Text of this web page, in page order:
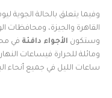
وفيما يتعلق بالحالة الجوية
القاهرة والجيزة، ومحافظات
وستكون الأجواء دافئة في
ومائلة للحرارة فيساعات
ساعات الليل في جميع أنحاء